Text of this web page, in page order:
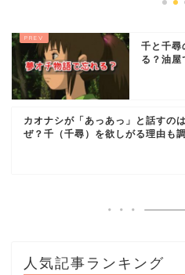
千と千尋
る？油屋
カオナシが「あっあっ」と話すの
ぜ？千（千尋）を欲しがる理由も
人気記事ランキング